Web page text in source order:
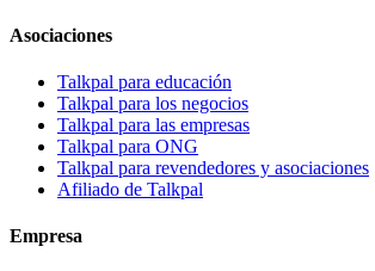
Asociaciones
Talkpal para educación
Talkpal para los negocios
Talkpal para las empresas
Talkpal para ONG
Talkpal para revendedores y asociaciones
Afiliado de Talkpal
Empresa